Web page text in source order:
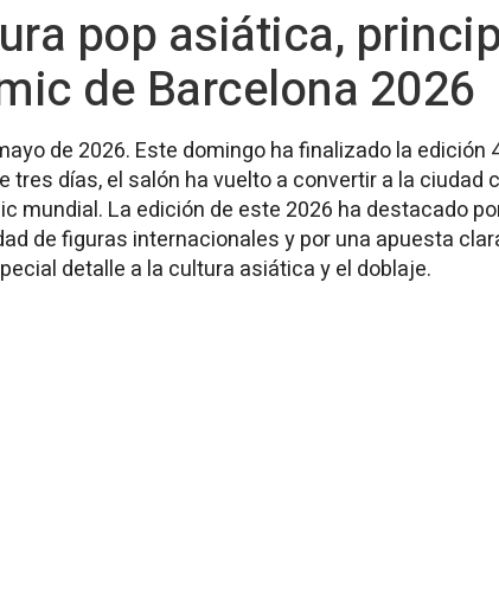
pop asiática,
de Barcelona 2026
de 2026. Este domingo ha finalizado la edición
tres días, el salón ha vuelto a convertir a la ciudad
mundial. La edición de este 2026 ha destacado
de figuras internacionales y por una apuesta
detalle a la cultura asiática y el doblaje.